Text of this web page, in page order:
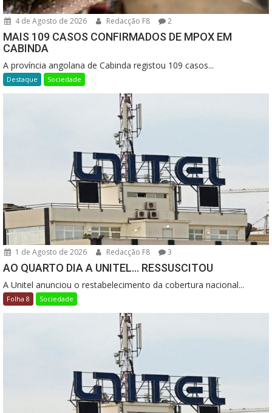
4 de Agosto de 2026 Redacção F8 2
MAIS 109 CASOS CONFIRMADOS DE MPOX EM
CABINDA
A província angolana de Cabinda registou 109 casos...
Destaque Sociedade
1 de Agosto de 2026 Redacção F8 3
AO QUARTO DIA A UNITEL… RESSUSCITOU
A Unitel anunciou o restabelecimento da cobertura nacional...
Folha 8 Sociedade